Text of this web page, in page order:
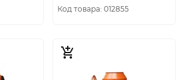
Код товара: 012855